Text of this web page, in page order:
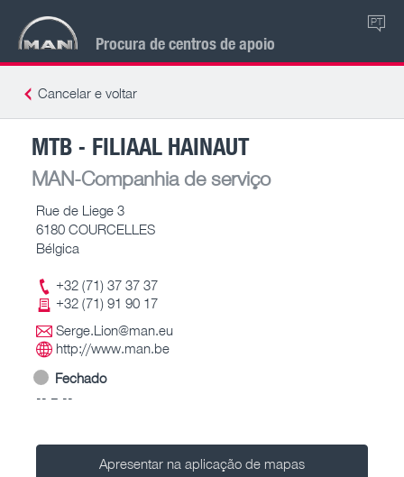
Procura de centros de apoio
PT
Cancelar e voltar
MTB - FILIAAL HAINAUT
MAN-Companhia de serviço
Rue de Liege 3
6180 COURCELLES
Bélgica
+32 (71) 37 37 37
+32 (71) 91 90 17
Serge.Lion@man.eu
http://www.man.be
Fechado
-- – --
Apresentar na aplicação de mapas